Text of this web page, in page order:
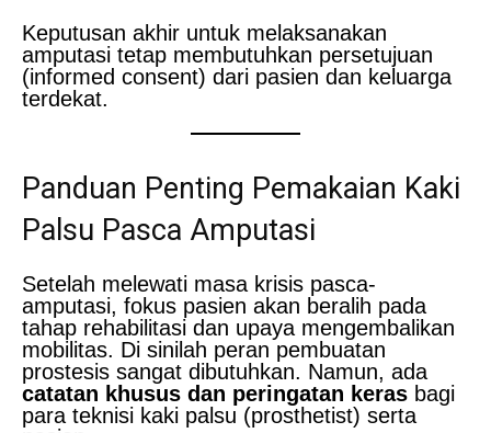
Keputusan akhir untuk melaksanakan
amputasi tetap membutuhkan persetujuan
(informed consent) dari pasien dan keluarga
terdekat.
Panduan Penting Pemakaian Kaki
Palsu Pasca Amputasi
Setelah melewati masa krisis pasca-
amputasi, fokus pasien akan beralih pada
tahap rehabilitasi dan upaya mengembalikan
mobilitas. Di sinilah peran pembuatan
prostesis sangat dibutuhkan. Namun, ada
catatan khusus dan peringatan keras bagi
para teknisi kaki palsu (prosthetist) serta